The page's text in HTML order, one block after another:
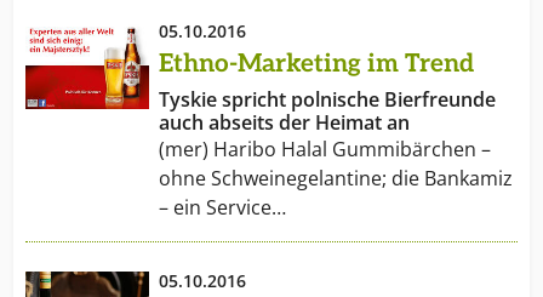
05.10.2016
Ethno-Marketing im Trend
Tyskie spricht polnische Bierfreunde
auch abseits der Heimat an
(mer) Haribo Halal Gummibärchen –
ohne Schweinegelantine; die Bankamiz
– ein Service…
05.10.2016